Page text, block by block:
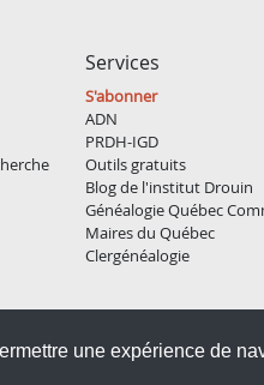
une expérience de
Services
S'abonner
ADN
PRDH-IGD
Outils gratuits
Blog de l'institut Drouin
Généalogie Québec
Maires du Québec
Clergénéalogie
Copyright